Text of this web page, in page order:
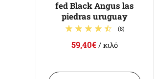
fed Black Angus las
piedras uruguay
(8)
59,40€ / κιλό